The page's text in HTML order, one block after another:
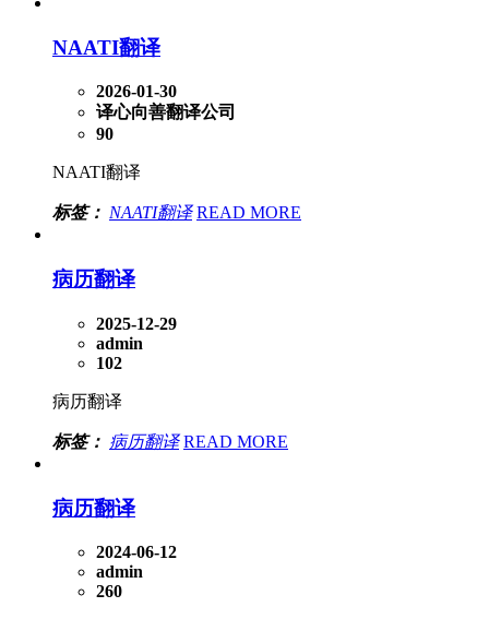
NAATI翻译
2026-01-30
译心向善翻译公司
90
NAATI翻译
标签： NAATI翻译 READ MORE
病历翻译
2025-12-29
admin
102
病历翻译
标签： 病历翻译 READ MORE
病历翻译
2024-06-12
admin
260